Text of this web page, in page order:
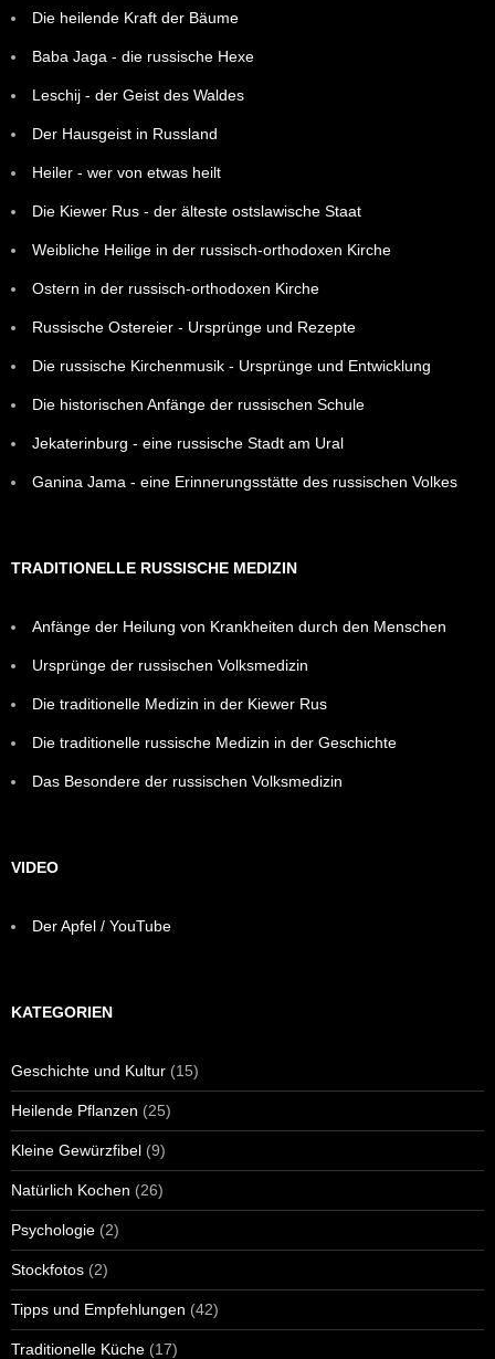
Die heilende Kraft der Bäume
Baba Jaga - die russische Hexe
Leschij - der Geist des Waldes
Der Hausgeist in Russland
Heiler - wer von etwas heilt
Die Kiewer Rus - der älteste ostslawische Staat
Weibliche Heilige in der russisch-orthodoxen Kirche
Ostern in der russisch-orthodoxen Kirche
Russische Ostereier - Ursprünge und Rezepte
Die russische Kirchenmusik - Ursprünge und Entwicklung
Die historischen Anfänge der russischen Schule
Jekaterinburg - eine russische Stadt am Ural
Ganina Jama - eine Erinnerungsstätte des russischen Volkes
TRADITIONELLE RUSSISCHE MEDIZIN
Anfänge der Heilung von Krankheiten durch den Menschen
Ursprünge der russischen Volksmedizin
Die traditionelle Medizin in der Kiewer Rus
Die traditionelle russische Medizin in der Geschichte
Das Besondere der russischen Volksmedizin
VIDEO
Der Apfel / YouTube
KATEGORIEN
Geschichte und Kultur (15)
Heilende Pflanzen (25)
Kleine Gewürzfibel (9)
Natürlich Kochen (26)
Psychologie (2)
Stockfotos (2)
Tipps und Empfehlungen (42)
Traditionelle Küche (17)